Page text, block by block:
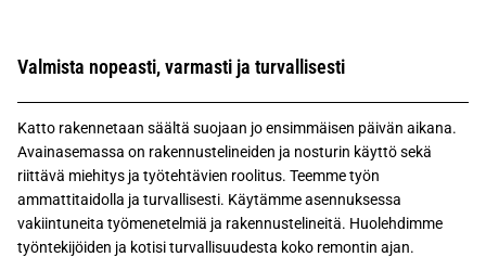
Valmista nopeasti, varmasti ja turvallisesti
Katto rakennetaan säältä suojaan jo ensimmäisen päivän aikana.
Avainasemassa on rakennustelineiden ja nosturin käyttö sekä
riittävä miehitys ja työtehtävien roolitus. Teemme työn
ammattitaidolla ja turvallisesti. Käytämme asennuksessa
vakiintuneita työmenetelmiä ja rakennustelineitä. Huolehdimme
työntekijöiden ja kotisi turvallisuudesta koko remontin ajan.